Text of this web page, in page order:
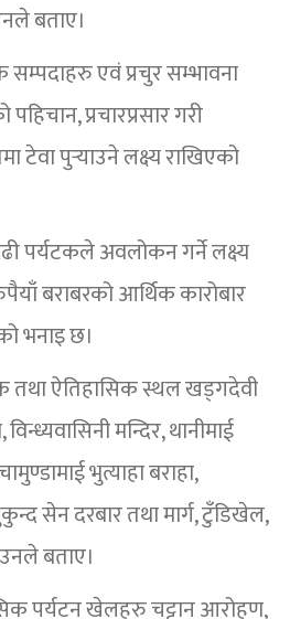
बताए।
एवं प्रचुर सम्भावना
प्रचारप्रसार गरी
टेवा पुर्‍याउने लक्ष्य राखिएको
पर्यटकले अवलोकन गर्ने लक्ष्य
बराबरको आर्थिक कारोबार
भनाइ छ।
तथा ऐतिहासिक स्थल खड्गदेवी
मन्दिर, थानीमाई
भुत्याहा बराहा,
सेन दरबार तथा मार्ग, टुँडिखेल,
बताए।
पर्यटन खेलहरु चट्टान आरोहण,